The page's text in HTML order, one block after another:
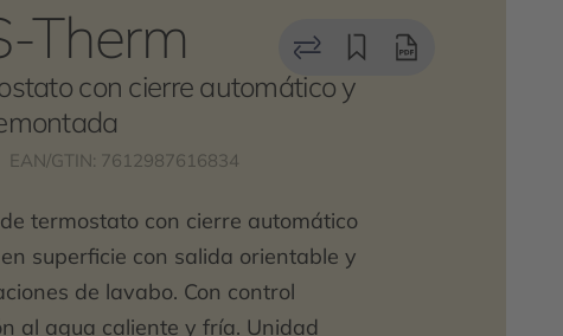
Therm
con cierre automático y
EAN/GTIN: 7612987616834
termostato con cierre automático
superficie con salida orientable y
de lavabo. Con control
al agua caliente y fría. Unidad